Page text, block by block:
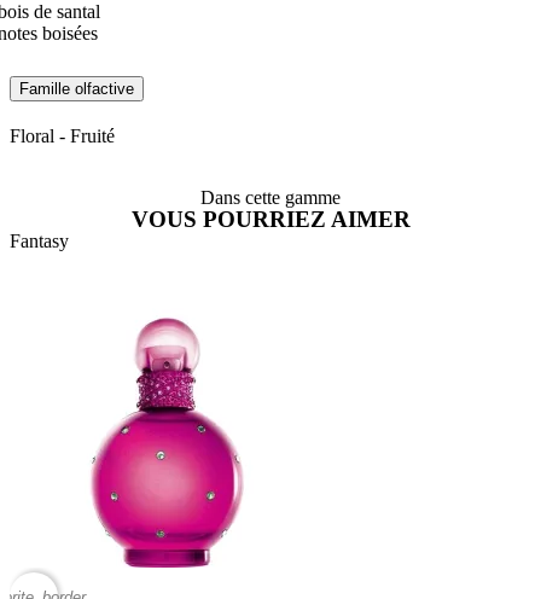
de santal
boisées
Famille olfactive
Floral - Fruité
Dans cette gamme
VOUS POURRIEZ AIMER
Fantasy